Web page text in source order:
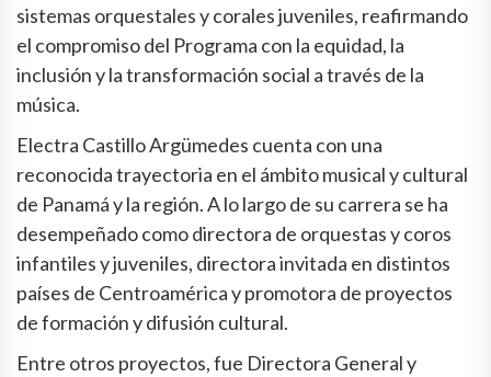
sistemas orquestales y corales juveniles, reafirmando
el compromiso del Programa con la equidad, la
inclusión y la transformación social a través de la
música.
Electra Castillo Argümedes cuenta con una
reconocida trayectoria en el ámbito musical y cultural
de Panamá y la región. A lo largo de su carrera se ha
desempeñado como directora de orquestas y coros
infantiles y juveniles, directora invitada en distintos
países de Centroamérica y promotora de proyectos
de formación y difusión cultural.
Entre otros proyectos, fue Directora General y